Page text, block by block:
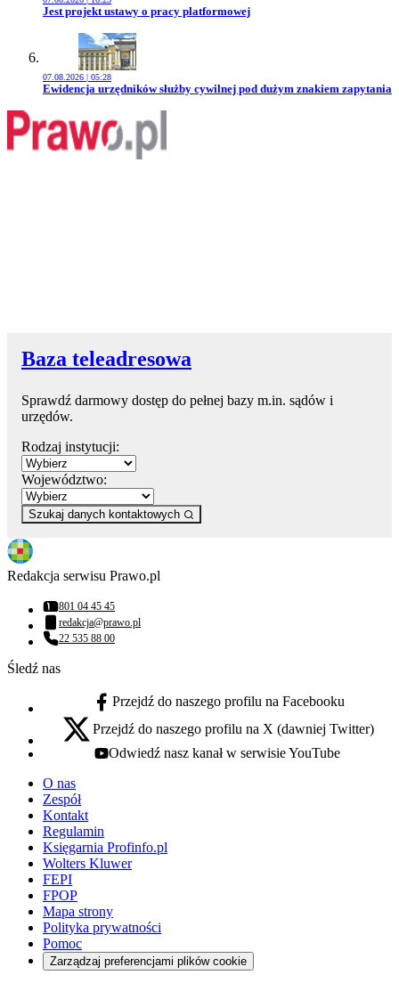
Przejdź do artykułu:
Jest projekt ustawy o pracy platformowej
07.08.2026 | 05:28
Przejdź do artykułu:
Ewidencja urzędników służby cywilnej pod dużym znakiem zapytania
Baza teleadresowa
Sprawdź darmowy dostęp do pełnej bazy m.in. sądów i
urzędów.
Rodzaj instytucji:
Województwo:
Szukaj danych kontaktowych
Redakcja serwisu Prawo.pl
Numer telefonu:
801 04 45 45
Adres email:
redakcja@prawo.pl
Numer telefonu:
22 535 88 00
Śledź nas
facebook - otwiera się w nowej karcie
Przejdź do naszego profilu na Facebooku
x - otwiera się w nowej karcie
Przejdź do naszego profilu na X (dawniej Twitter)
youtube - otwiera się w nowej karcie
Odwiedź nasz kanał w serwisie YouTube
O nas
Zespół
Kontakt
Regulamin
Księgarnia Profinfo.pl
Wolters Kluwer
FEPI
FPOP
Mapa strony
Polityka prywatności
Pomoc
Zarządzaj preferencjami plików cookie